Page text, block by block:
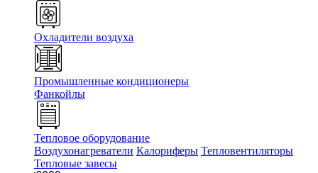
Охладители воздуха
Промышленные кондиционеры
Фанкойлы
Тепловое оборудование
Воздухонагреватели Калориферы Тепловентиляторы
Тепловые завесы